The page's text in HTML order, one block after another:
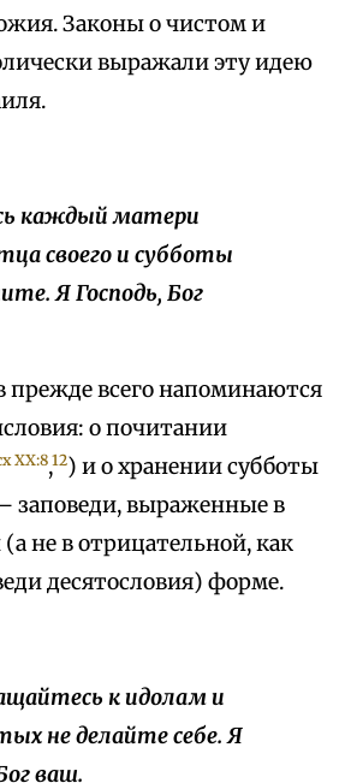
Законы о чистом и
выражали эту идею
каждый матери
своего и субботы
Я Господь, Бог
прежде всего напоминаются
о почитании
XX:8,12) и о хранении субботы
заповеди, выраженные в
не в отрицательной, как
десятословия) форме.
к идолам и
не делайте себе. Я
ваш.